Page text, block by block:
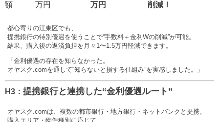
額 万円 万円 削減！
都心寄りの江東区でも、
提携銀行の特別優遇を使うことで“手数料＋金利Wの削減”が可能。
結果、購入後の返済負担を月々1〜1.5万円軽減できます。
「金利優遇の存在を知らなかった。
オヤスク.comを通して“知らないと損する仕組み”を実感しました。」
H3： 提携銀行と連携した“金利優遇ルート”
オヤスク.comは、複数の都市銀行・地方銀行・ネットバンクと提携。
購入エリア・物件種別に応じて、